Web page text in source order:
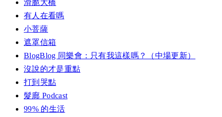
滑脆大橋
有人在看嗎
小菩薩
遮罩信箱
BlogBlog 同樂會：只有我這樣嗎？（中場更新）
沒說的才是重點
打到哭點
髮廊 Podcast
99% 的生活